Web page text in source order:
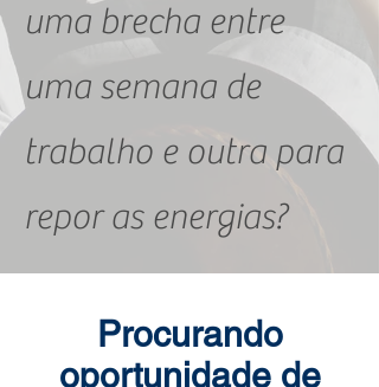
uma brecha entre
uma semana de
trabalho e outra para
repor as energias?
Procurando
oportunidade de